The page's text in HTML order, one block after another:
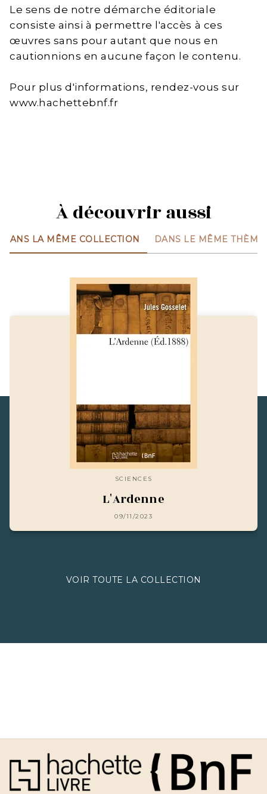
Le sens de notre démarche éditoriale
consiste ainsi à permettre l'accès à ces
œuvres sans pour autant que nous en
cautionnions en aucune façon le contenu.
Pour plus d'informations, rendez-vous sur
www.hachettebnf.fr
À découvrir aussi
DANS LA MÊME COLLECTION DANS LE MÊME THÈME
SCIENCES
L'Ardenne
09/11/2023
VOIR TOUTE LA COLLECTION